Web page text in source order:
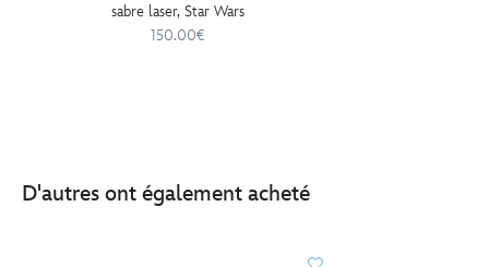
sabre laser, Star Wars
150.00€
D'autres ont également acheté